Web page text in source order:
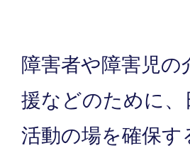
障害者や障害児
援などのために
活動の場を確保す